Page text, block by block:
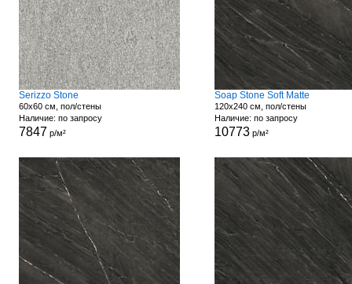
Serizzo Stone
60x60 см, пол/стены
Наличие: по запросу
7847 р/м²
Soap Stone Soft Matte
120x240 см, пол/стены
Наличие: по запросу
10773р/м²